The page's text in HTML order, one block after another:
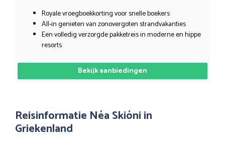
Royale vroegboekkorting voor snelle boekers
All-in genieten van zonovergoten strandvakanties
Een volledig verzorgde pakketreis in moderne en hippe
resorts
Bekijk aanbiedingen
Reisinformatie Néa Skióni in
Griekenland